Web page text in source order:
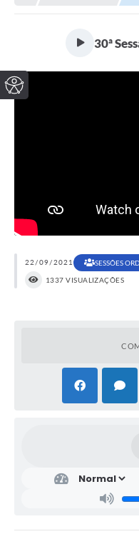
30ª
22/09/2021
SESSÕES
1337 VISUALIZAÇÕES